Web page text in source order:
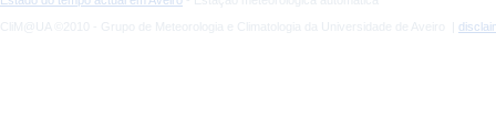
CliM@UA ©2010 - Grupo de Meteorologia e Climatologia da Universidade de Aveiro |